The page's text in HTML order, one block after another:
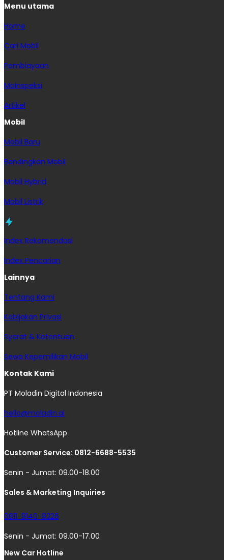
Menu utama
Home
Cari Mobil
Pembiayaan
MoInspeksi
Artikel
Mobil
Mobil Baru
Bandingkan Mobil
Mobil Hybrid
Mobil Listrik
Index Rekomendasi
Index Pencarian
Lainnya
Tentang Kami
Kebijakan Privasi
Syarat & Ketentuan
Sewa Kepemilikan Mobil
Kontak Kami
PT Moladin Digital Indonesia
hello@moladin.ai
Hotline WhatsApp
Customer Service: 0812-6688-5535
Senin - Jumat: 09.00-18.00
Sales & Marketing Inquiries
0811-8140-8326
Senin - Jumat: 09.00-17.00
New Car Hotline